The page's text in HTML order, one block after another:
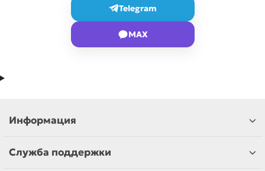
Telegram
MAX
Информация
Служба поддержки